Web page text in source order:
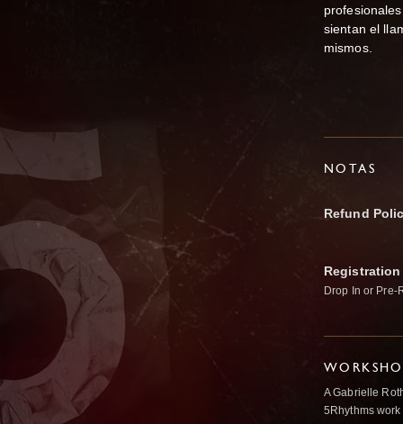
sientan el
mismos.
NOTAS
Refund
Drop In or Pre-
A Gabrielle
5Rhythms